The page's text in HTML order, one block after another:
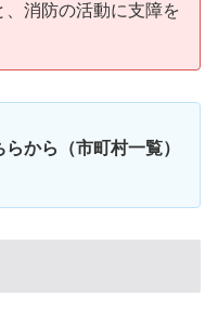
消防の活動に支障を
から（市町村一覧）